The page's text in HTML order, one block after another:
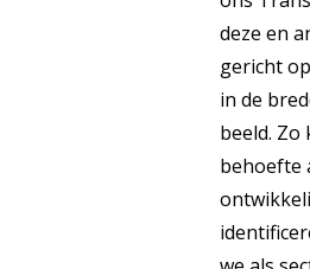
deze en
gericht
in de
beeld. Zo
behoefte